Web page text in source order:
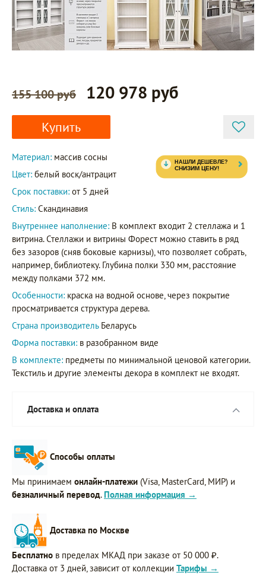
155 100 руб 120 978 руб
Купить
Материал: массив сосны
Цвет: белый воск/антрацит
Срок поставки: от 5 дней
Стиль: Скандинавия
Внутреннее наполнение: В комплект входит 2 стеллажа и 1
витрина. Стеллажи и витрины Форест можно ставить в ряд
без зазоров (сняв боковые карнизы), что позволяет собрать,
например, библиотеку. Глубина полки 330 мм, расстояние
между полками 372 мм.
Особенности: краска на водной основе, через покрытие
просматривается структура дерева.
Страна производитель Беларусь
Форма поставки: в разобранном виде
В комплекте: предметы по минимальной ценовой категории.
Текстиль и другие элементы декора в комплект не входят.
Доставка и оплата
Способы оплаты
Мы принимаем онлайн-платежи (Visa, MasterCard, МИР) и
безналичный перевод. Полная информация →
Доставка по Москве
Бесплатно в пределах МКАД при заказе от 50 000 ₽.
Доставка от 3 дней, зависит от коллекции Тарифы →